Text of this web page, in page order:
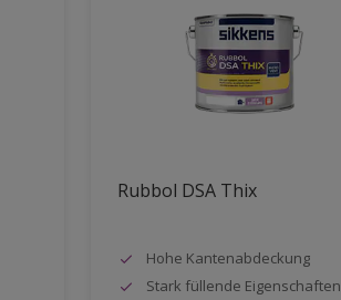
Rubbol DSA Thix
Hohe Kantenabdeckung
Stark füllende Eigenschaften